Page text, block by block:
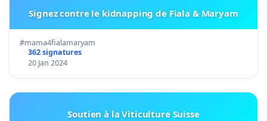
Signez contre le kidnapping de Fiala & Maryam
#mama4fialamaryam
362 signatures
20 Jan 2024
Soutien à la Viticulture Suisse